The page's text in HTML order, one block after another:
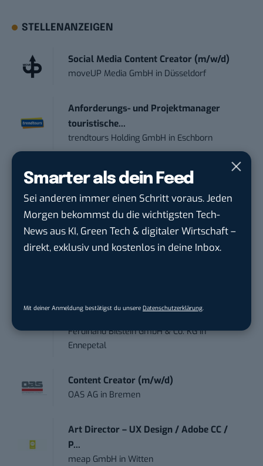
Smarter als dein Feed
Sei anderen immer einen Schritt voraus. Jeden
Morgen bekommst du die wichtigsten Tech-
News aus KI, Green Tech & digitaler Wirtschaft –
direkt, exklusiv und kostenlos in deine Inbox.
Mit deiner Anmeldung bestätigst du unsere Datenschutzerklärung
STELLENANZEIGEN
Social Media Content Creator (m/w/d)
moveUP Media GmbH in Düsseldorf
Anforderungs- und Projektmanager
touristische...
trendtours Holding GmbH in Eschborn
IT Sales & Online Marketing Manager
Instaffo GmbHinKarlsruhe
Marketing Manager – Content
Marketing /...
Ferdinand Bilstein GmbH & Co. KGin
Ennepetal
Content Creator (m/w/d)
OAS AG in Bremen
Art Director – UX Design / Adobe CC /
P...
meap GmbH inWitten